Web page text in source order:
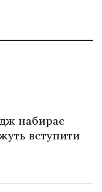
набирає
вступити